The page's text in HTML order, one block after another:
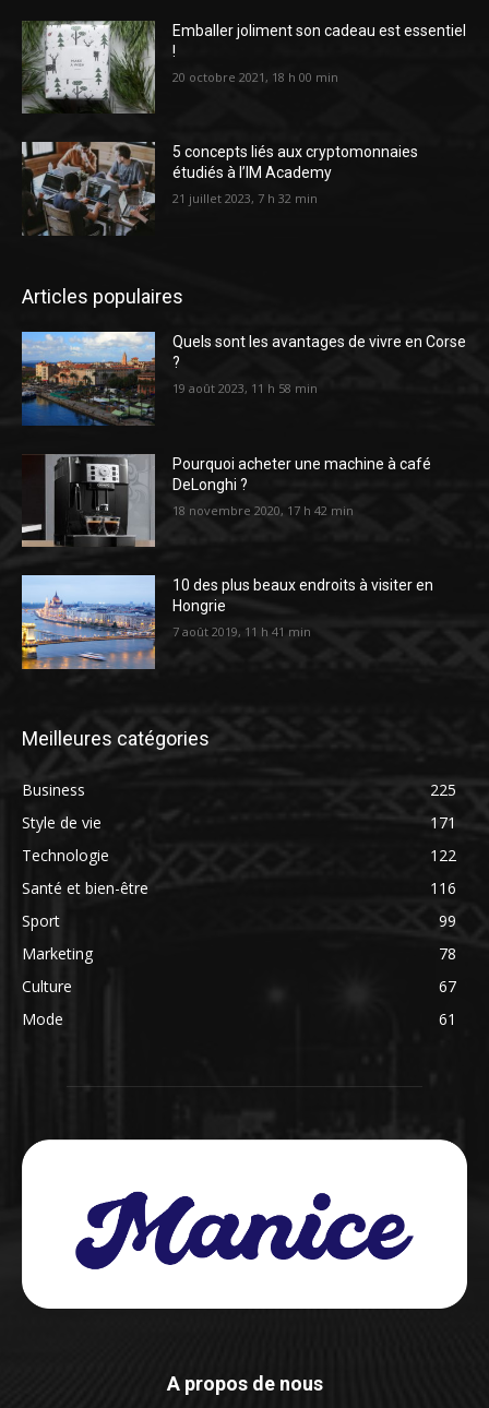
Emballer joliment son cadeau est essentiel
!
20 octobre 2021, 18 h 00 min
5 concepts liés aux cryptomonnaies
étudiés à l’IM Academy
21 juillet 2023, 7 h 32 min
Articles populaires
Quels sont les avantages de vivre en Corse
?
19 août 2023, 11 h 58 min
Pourquoi acheter une machine à café
DeLonghi ?
18 novembre 2020, 17 h 42 min
10 des plus beaux endroits à visiter en
Hongrie
7 août 2019, 11 h 41 min
Meilleures catégories
Business
225
Style de vie
171
Technologie
122
Santé et bien-être
116
Sport
99
Marketing
78
Culture
67
Mode
61
A propos de nous